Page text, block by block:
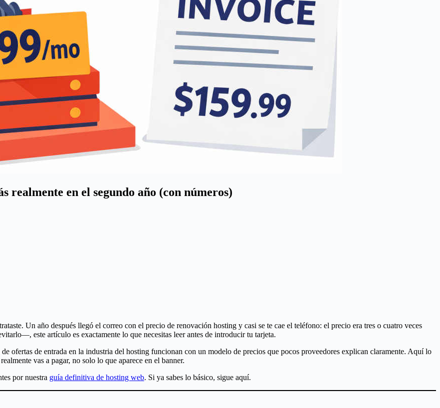
en el segundo año (con números)
Un año después llegó el correo con el precio de renovación hosting y casi se te cae el teléfono: el precio era tres o cuatro veces
este artículo es exactamente lo que necesitas leer antes de introducir tu tarjeta.
ofertas de entrada en la industria del hosting funcionan con un modelo de precios que pocos proveedores explican claramente. Aquí lo
vas a pagar, no solo lo que aparece en el banner.
por nuestra guía definitiva de hosting web. Si ya sabes lo básico, sigue aquí.